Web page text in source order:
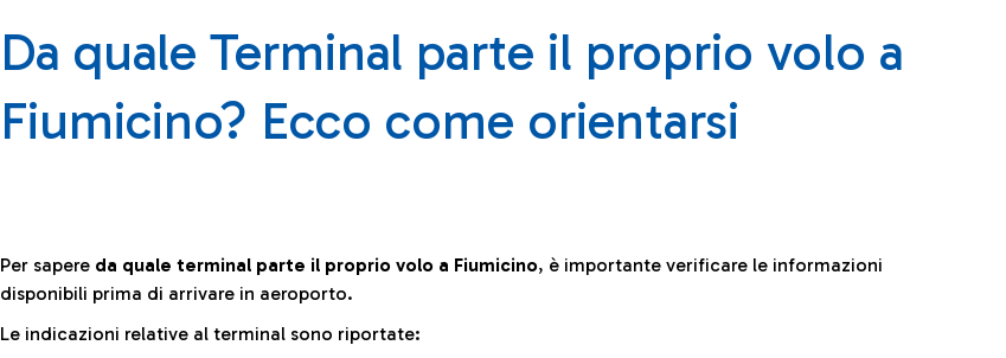
Da quale Terminal parte il proprio volo a
Fiumicino? Ecco come orientarsi
Per sapere da quale terminal parte il proprio volo a Fiumicino, è importante verificare le informazioni
disponibili prima di arrivare in aeroporto.
Le indicazioni relative al terminal sono riportate: